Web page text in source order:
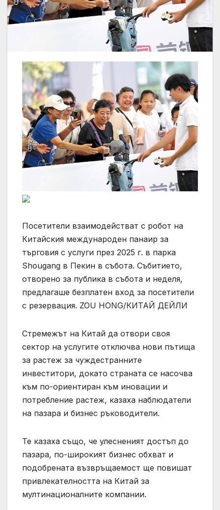
Посетители взаимодействат с робот на
Китайския международен панаир за
търговия с услуги през 2025 г. в парка
Shougang в Пекин в събота. Събитието,
отворено за публика в събота и неделя,
предлагаше безплатен вход за посетители
с резервация. ZOU HONG/КИТАЙ ДЕЙЛИ
Стремежът на Китай да отвори своя
сектор на услугите отключва нови пътища
за растеж за чуждестранните
инвеститори, докато страната се насочва
към по-ориентиран към иновации и
потребление растеж, казаха наблюдатели
на пазара и бизнес ръководители.
Те казаха също, че улесненият достъп до
пазара, по-широкият бизнес обхват и
подобрената възвръщаемост ще повишат
привлекателността на Китай за
мултинационалните компании.